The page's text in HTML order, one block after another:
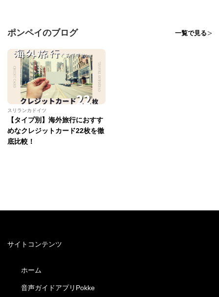
ポンペイのブログ 一覧で見る
スリランカドイツ
【タイプ別】海外旅行におすす
めなクレジットカード22枚を徹
底比較！
サイトコンテンツ
ホーム
音声ガイドアプリPokke